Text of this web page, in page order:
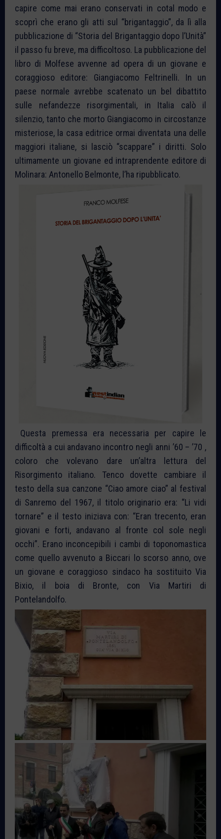
capire come mai erano conservati in cotal modo e
scoprì che erano gli atti sul “brigantaggio”, da lì alla
pubblicazione di “Storia del Brigantaggio dopo l’Unità”
il passo fu breve, ma difficoltoso. La pubblicazione del
libro di Molfese avvenne ad opera di un giovane e
coraggioso editore: Giangiacomo Feltrinelli. In un
paese normale avrebbe scatenato un bel dibattito
sulle nefandezze risorgimentali, in Italia calò il
silenzio, tanto che morto Giangiacomo in circostanze
misteriose, la casa editrice ormai diventata una delle
maggiori italiane, si lasciò “scappare” i diritti. Solo
ultimamente un giovane ed intraprendente editore di
Molinara: Antonello Belmonte, l’ha ripubblicato.
Questa premessa era necessaria per capire le
difficoltà a cui andavano incontro negli anni ’60 – ’70 ,
coloro che volevano dare un’altra lettura del
Risorgimento italiano. Tenco dovette cambiare il
testo della sua canzone “Ciao amore ciao” al festival
di Sanremo del 1967, il titolo originario era: “Li vidi
tornare” e il testo iniziava con: “Eran trecento, eran
giovani e forti, andavano al fronte col sole negli
occhi”. Erano inconcepibili i cambi di toponomastica
come quello avvenuto a Biccari lo scorso anno, ove
un giovane e coraggioso sindaco ha sostituito Via
Bixio, il boia di Bronte, con Via Martiri di
Pontelandolfo.